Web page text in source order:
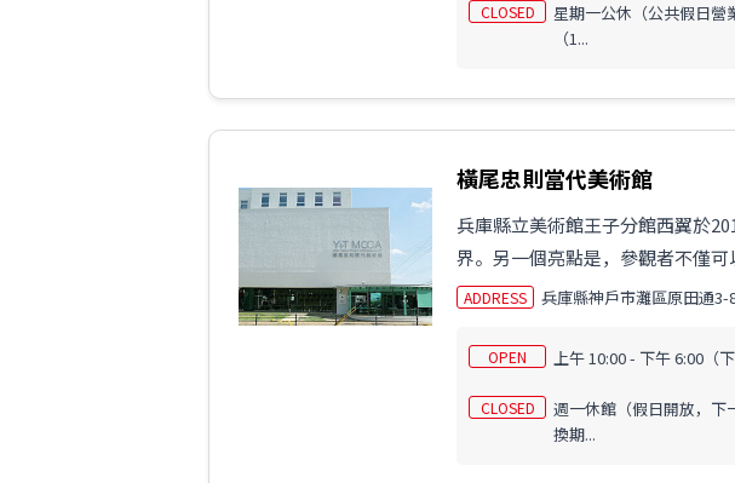
CLOSED
星期一公休（公共假日營
（1...
橫尾忠則當代美術館
兵庫縣立美術館王子分館西翼於
界。另一個亮點是，參觀者不僅
ADDRESS 兵庫縣神戶市灘區原田通3-
OPEN 上午 10:00 - 下午 6:00（
CLOSED
週一休館（假日開放，下
換期...